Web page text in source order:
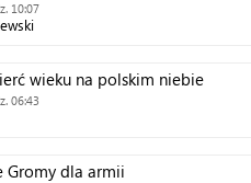
10:07
wieku na polskim niebie
06:43
Gromy dla armii